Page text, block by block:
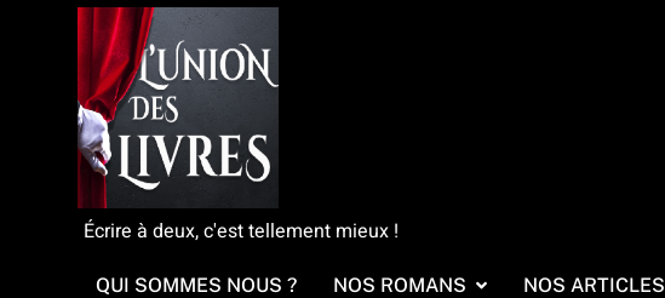
L'Union Des Livres
Écrire à deux, c'est tellement mieux !
QUI SOMMES NOUS ? NOS ROMANS NOS ARTICLES